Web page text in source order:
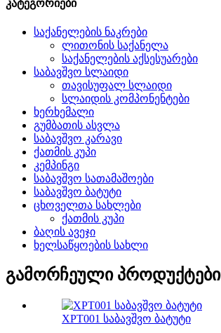
კატეგორიები
საქანელების ნაკრები
ლითონის საქანელა
საქანელების აქსესუარები
საბავშვო სლაიდი
თავისუფალ სლაიდი
სლაიდის კომპონენტები
ხერხემალი
გუმბათის ასვლა
საბავშვო კარავი
ქათმის კუპი
კემპინგი
საბავშვო სათამაშოები
საბავშვო ბატუტი
ცხოველთა სახლები
ქათმის კუპი
ბაღის ავეჯი
ხელსაწყოების სახლი
გამორჩეული პროდუქტები
XPT001 საბავშვო ბატუტი